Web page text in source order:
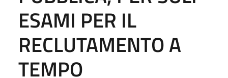
ESAMI PER IL
RECLUTAMENTO A
TEMPO